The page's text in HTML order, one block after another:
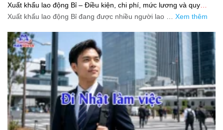
Xuất khẩu lao động Bỉ – Điều kiện, chi phí, mức lương và quy
trình chuẩn cho người lao động
Xuất khẩu lao động Bỉ đang được nhiều người lao … Xem thêm